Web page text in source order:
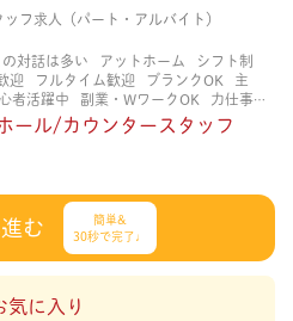
フ求人（パート・アルバイト）
対話は多い アットホーム
シフト制
迎 フルタイム歓迎 ブランクOK
主
者活躍中 副業・WワークOK
力仕事が
大学生歓迎 平日のみOK
扶養内勤務
時間できっちり 知識・経験不要
ル/カウンタースタッフ
む
簡単&
30秒で完了♩
気に入り